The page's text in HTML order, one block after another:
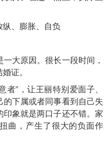
纵、膨胀、自负
大原因。很长一段时间，
证。
者”，让王丽特别爱面子、
下属或者同事看到自己失
象就是两口子还不错。家
曲，产生了很大的负面作